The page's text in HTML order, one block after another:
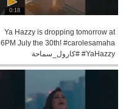
0:18
Ya Hazzy is dropping tomorrow at
6PM July the 30th! #carolesamaha
#YaHazzy #كارول_سماحة